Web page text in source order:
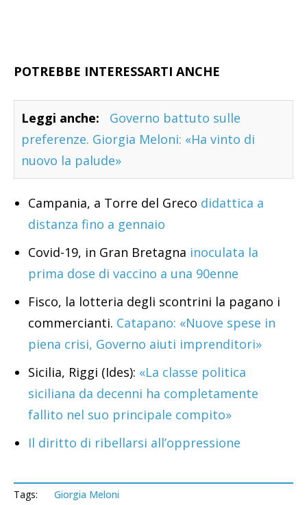
POTREBBE INTERESSARTI ANCHE
Leggi anche:
Governo battuto sulle
preferenze. Giorgia Meloni: «Ha vinto di
nuovo la palude»
Campania, a Torre del Greco didattica a
distanza fino a gennaio
Covid-19, in Gran Bretagna inoculata la
prima dose di vaccino a una 90enne
Fisco, la lotteria degli scontrini la pagano i
commercianti. Catapano: «Nuove spese in
piena crisi, Governo aiuti imprenditori»
Sicilia, Riggi (Ides): «La classe politica
siciliana da decenni ha completamente
fallito nel suo principale compito»
Il diritto di ribellarsi all’oppressione
Tags: Giorgia Meloni